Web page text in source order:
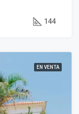
144
EN VENTA